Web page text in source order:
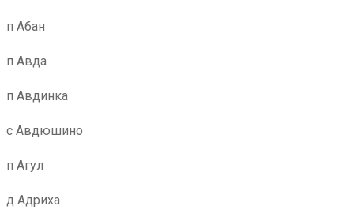
п Абан
п Авда
п Авдинка
с Авдюшино
п Агул
д Адриха